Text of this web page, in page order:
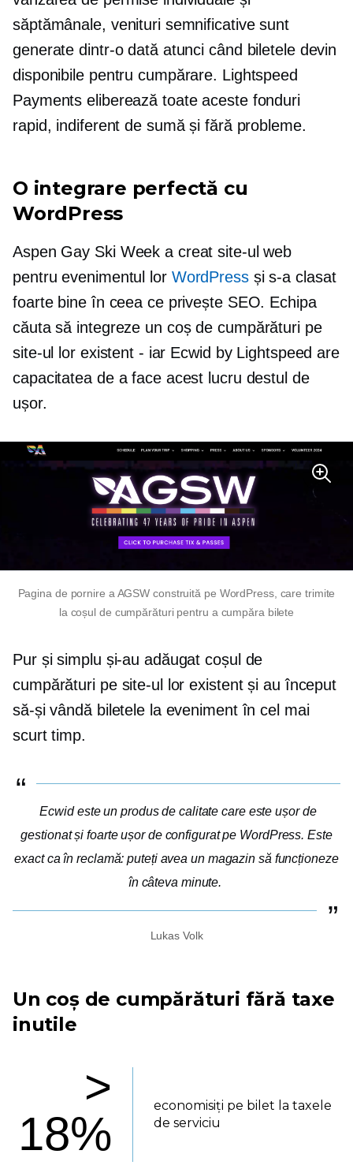
săptămânale, venituri semnificative sunt
generate dintr-o dată atunci când biletele devin
disponibile pentru cumpărare. Lightspeed
Payments eliberează toate aceste fonduri
rapid, indiferent de sumă și fără probleme.
O integrare perfectă cu
WordPress
Aspen Gay Ski Week a creat site-ul web
pentru evenimentul lor WordPressși s-a clasat
foarte bine în ceea ce privește SEO. Echipa
căuta să integreze un coș de cumpărături pe
site-ul lor existent - iar Ecwid by Lightspeed are
capacitatea de a face acest lucru destul de
ușor.
Pagina de pornire a AGSW construită pe WordPress, care trimite
la coșul de cumpărături pentru a cumpăra bilete
Pur și simplu și-au adăugat coșul de
cumpărături pe site-ul lor existent și au început
să-și vândă biletele la eveniment în cel mai
scurt timp.
Ecwid este un produs de calitate care este ușor de
gestionat și foarte ușor de configurat pe WordPress. Este
exact ca în reclamă: puteți avea un magazin să funcționeze
în câteva minute.
Lukas Volk
Un coș de cumpărături fără taxe
inutile
>
18%
economisiți pe bilet la taxele
de serviciu